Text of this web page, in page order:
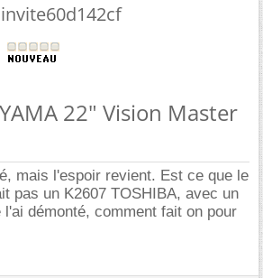
invite60d142cf
22" Vision Master
mais l'espoir revient. Est ce que le
pas un K2607 TOSHIBA, avec un
démonté, comment fait on pour